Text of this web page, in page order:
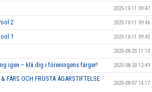
2025-10-11 09:47
2 2025-10-11 09:46
1 2025-10-11 09:45
2025-08-25 11:10
igen – klä dig i föreningens färger! 2025-08-20 12:49
FÄRS OCH FROSTA ÄGARSTIFTELSE
2025-08-07 14:17